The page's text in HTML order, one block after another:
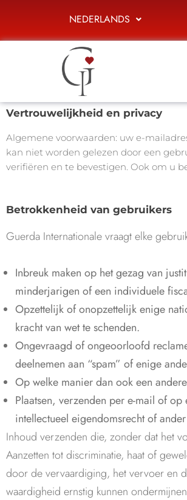
NEDERLANDS
Vertrouwelijkheid en privacy
Algemene voorwaarden: uw e-
kan niet worden gelezen door een
verifiëren en te bevestigen. Ook om u
Betrokkenheid van gebruikers
Guerda Internationale vraagt elke
Inbreuk maken op het gezag van
minderjarigen of een individuele
Opzettelijk of onopzettelijk enige
kracht van wet te schenden.
Ongevraagd of ongeoorloofd
deelnemen aan “spam” of enige
Op welke manier dan ook een
Plaatsen, verzenden per e-mail of
intellectueel eigendomsrecht of
Inhoud verzenden die, zonder dat het
Aanzetten tot discriminatie, haat of
door de vervaardiging, het vervoer en
waardigheid ernstig kunnen